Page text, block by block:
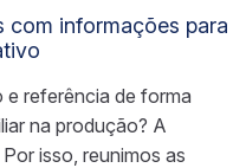
com informações para
e referência de forma
na produção? A
Por isso, reunimos as